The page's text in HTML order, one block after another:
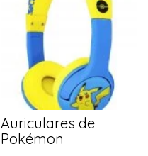
Auriculares de
Pokémon